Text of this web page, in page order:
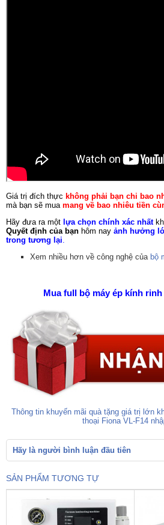
Giá trị đích thực không phải bạn chi bao
mà bạn sẽ mua mang về bao nhiêu tiền
Hãy đưa ra một lựa chọn chính xác nhất
Quyết định của bạn hôm nay ảnh hưởng
trong tương lại.
Xem nhiều hơn về công nghệ của bộ
Mua full bộ máy ép kính
Thông tin khuyến mãi quà tặng giá trị lớn
thoại Fiona VL-F14
Hãy là người bình luận đầu tiên
SẢN PHẨM TƯƠNG TỰ